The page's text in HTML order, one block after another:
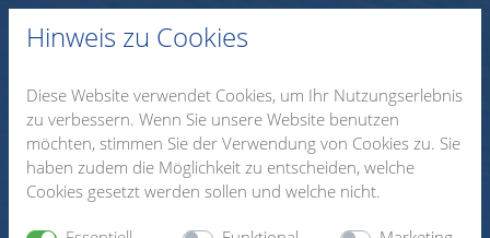
Hinweis zu Cookies
Diese Website verwendet Cookies, um Ihr Nutzungserlebnis
zu verbessern. Wenn Sie unsere Website benutzen
möchten, stimmen Sie der Verwendung von Cookies zu. Sie
haben zudem die Möglichkeit zu entscheiden, welche
Cookies gesetzt werden sollen und welche nicht.